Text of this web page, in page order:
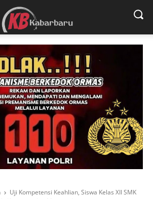
Uji Kompetensi Keahlian, Siswa Kelas XII SMK